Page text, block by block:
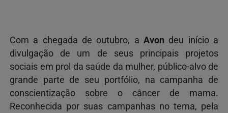
Com a chegada de outubro, a Avon deu início a
divulgação de um de seus principais projetos
sociais em prol da saúde da mulher, público-alvo de
grande parte de seu portfólio, na campanha de
conscientização sobre o câncer de mama.
Reconhecida por suas campanhas no tema, pela